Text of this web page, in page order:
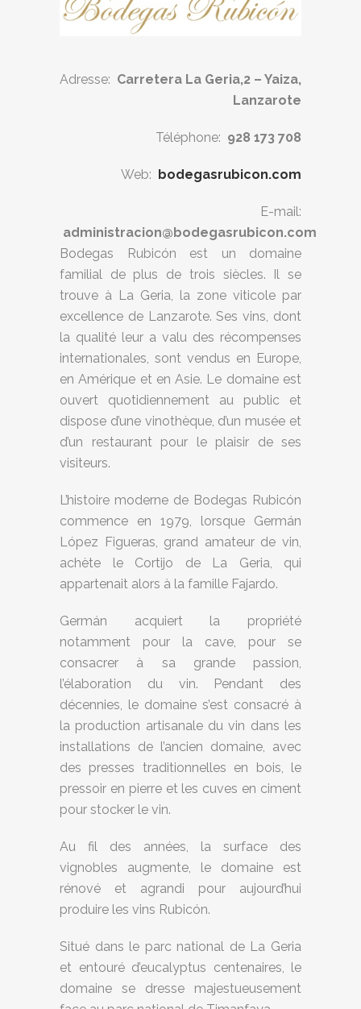
Adresse: Carretera La Geria,2 – Yaiza,
Lanzarote
Téléphone: 928 173 708
Web: bodegasrubicon.com
E-mail:
administracion@bodegasrubicon.com
Bodegas Rubicón est un domaine
familial de plus de trois siècles. Il se
trouve à La Geria, la zone viticole par
excellence de Lanzarote. Ses vins, dont
la qualité leur a valu des récompenses
internationales, sont vendus en Europe,
en Amérique et en Asie. Le domaine est
ouvert quotidiennement au public et
dispose d’une vinothèque, d’un musée et
d’un restaurant pour le plaisir de ses
visiteurs.
L’histoire moderne de Bodegas Rubicón
commence en 1979, lorsque Germán
López Figueras, grand amateur de vin,
achète le Cortijo de La Geria, qui
appartenait alors à la famille Fajardo.
Germán acquiert la propriété
notamment pour la cave, pour se
consacrer à sa grande passion,
l’élaboration du vin. Pendant des
décennies, le domaine s’est consacré à
la production artisanale du vin dans les
installations de l’ancien domaine, avec
des presses traditionnelles en bois, le
pressoir en pierre et les cuves en ciment
pour stocker le vin.
Au fil des années, la surface des
vignobles augmente, le domaine est
rénové et agrandi pour aujourd’hui
produire les vins Rubicón.
Situé dans le parc national de La Geria
et entouré d’eucalyptus centenaires, le
domaine se dresse majestueusement